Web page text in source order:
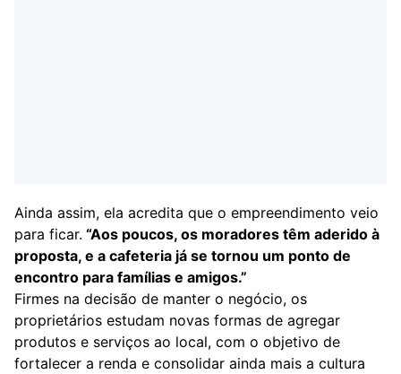
Ainda assim, ela acredita que o empreendimento veio
para ficar. “Aos poucos, os moradores têm aderido à
proposta, e a cafeteria já se tornou um ponto de
encontro para famílias e amigos.”
Firmes na decisão de manter o negócio, os
proprietários estudam novas formas de agregar
produtos e serviços ao local, com o objetivo de
fortalecer a renda e consolidar ainda mais a cultura